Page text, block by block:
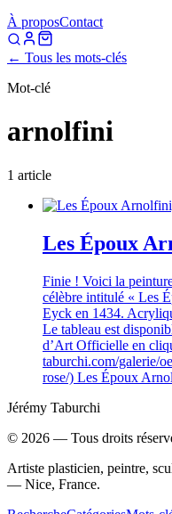
À proposContact
← Tous les mots-clés
Mot-clé
arnolfini
1 article
Les Époux
Finie ! Voici la
célèbre intitulé « Les
Eyck en 1434.
Le tableau est
d’Art Officielle en
taburchi.com/galerie/
rose/) Les Époux
Jérémy Taburchi
© 2026 — Tous droits
Artiste plasticien, peintre,
— Nice, France.